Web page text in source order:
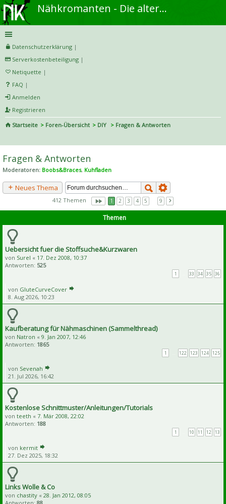
Nähkromanten - Die alternative Näh- und DIY-Community
Datenschutzerklärung |
Serverkostenbeteiligung |
Netiquette |
FAQ |
Anmelden
Registrieren
Startseite
Foren-Übersicht DIY
Fragen & Antworten
he
Fragen & Antworten
Moderatoren: Boobs&Braces, Kuhfladen
Neues Thema
412 Themen 1 2 3 4 5 9
Themen
Uebersicht fuer die Stoffsuche&Kurzwaren
von Surel « 17. Dez 2008, 10:37
Antworten: 525
1 33 34 35 36
von GluteCurveCover
8. Aug 2026, 10:23
Kaufberatung für Nähmaschinen (Sammelthread)
von Natron « 9. Jan 2007, 12:46
Antworten: 1865
1 122 123 124 125
von Sevenah
21. Jul 2026, 16:42
Kostenlose Schnittmuster/Anleitungen/Tutorials
von teeth « 7. Mär 2008, 22:02
Antworten: 188
1 10 11 12 13
von kermit
27. Dez 2025, 18:32
Links Wolle & Co
von chastity « 28. Jan 2012, 08:05